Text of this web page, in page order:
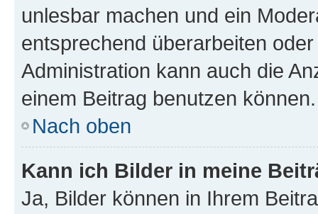
unlesbar machen und ein
entsprechend überarbeiten
Administration kann auch die
einem Beitrag benutzen können.
Nach oben
Kann ich Bilder in meine
Ja, Bilder können in Ihrem